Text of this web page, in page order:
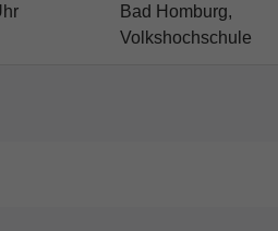
Bad Homburg,
Volkshochschule